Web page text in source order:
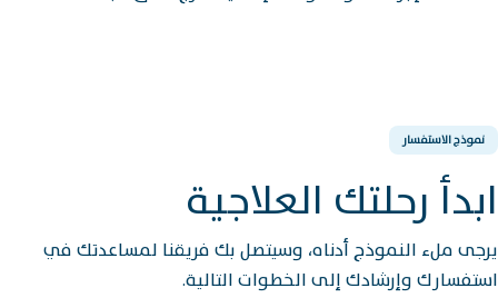
نموذج الاستفسار
ابدأ رحلتك العلاجية
يرجى ملء النموذج أدناه، وسيتصل بك فريقنا لمساعدتك في
استفسارك وإرشادك إلى الخطوات التالية.